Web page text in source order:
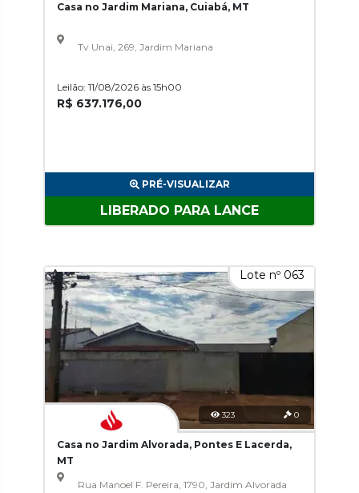
Casa no Jardim Mariana, Cuiabá, MT
Tv Unai, 269, Jardim Mariana
Leilão: 11/08/2026 às 15h00
R$ 637.176,00
PRÉ-VISUALIZAR
LIBERADO PARA LANCE
Lote nº 063
323 0
Casa no Jardim Alvorada, Pontes E Lacerda,
MT
Rua Manoel F. Pereira, 1790, Jardim Alvorada